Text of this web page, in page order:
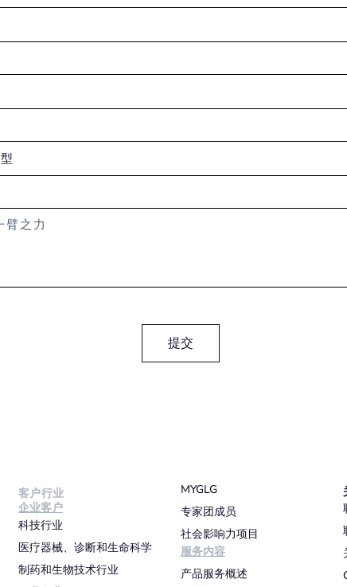
提交
客户行业
企业客户
科技行业
医疗器械、诊断和生命科学
制药和生物技术行业
MYGLG
专家团成员
社会影响力项目
服务内容
产品服务概述